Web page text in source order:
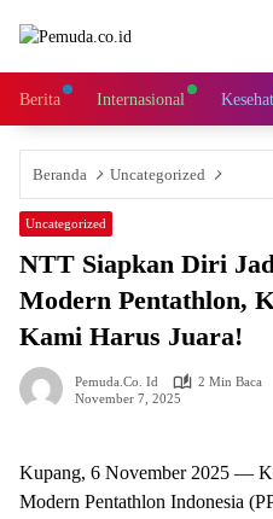
Berita Internasional
Beranda Uncategorized
Uncategorized
NTT Siapkan Diri
Modern Pentathlon,
Kami Harus Juara!
Pemuda.co. Id
2 Min Baca
November 7, 2025
Kupang, 6 November 2025 —
Modern Pentathlon Indonesia